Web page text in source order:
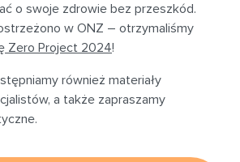
o swoje zdrowie bez przeszkód.
w ONZ – otrzymaliśmy
Zero Project 2024!
również materiały
a także zapraszamy